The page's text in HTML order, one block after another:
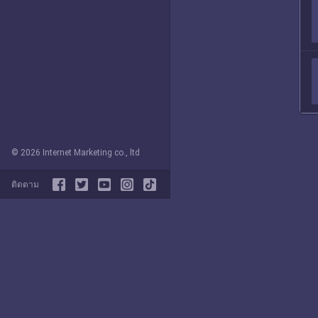
© 2026 Internet Marketing co., ltd
ติดตาม